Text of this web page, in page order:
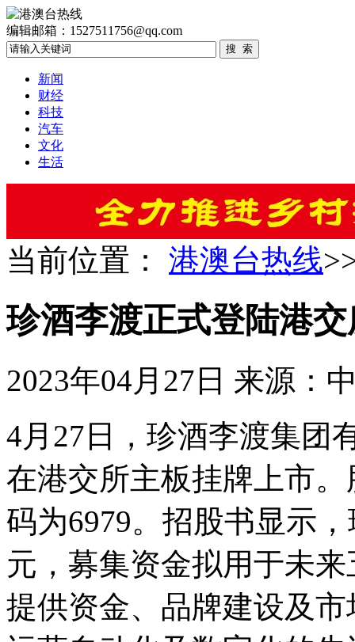
编辑邮箱：1527511756@qq.com
新闻
财经
科技
汽车
文化
生活
当前位置： 港澳台热线
珍酒李渡正式登陆港
2023年04月27日 来源：
4月27日，珍酒李渡集团
在港交所主板挂牌上市
码为6979。招股书显示
元，募集资金拟用于未
提供资金、品牌建设及